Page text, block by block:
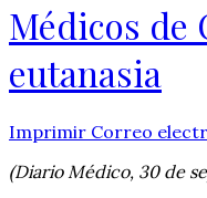
Médicos de
eutanasia
Imprimir Correo
(Diario Médico, 30 de